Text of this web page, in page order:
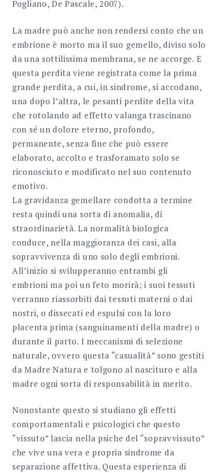
Pogliano, De Pascale, 2007).
La madre può anche non rendersi conto che un
embrione è morto ma il suo gemello, diviso solo
da una sottilissima membrana, se ne accorge. E
questa perdita viene registrata come la prima
grande perdita, a cui, in sindrome, si accodano,
una dopo l’altra, le pesanti perdite della vita
che rotolando ad effetto valanga trascinano
con sé un dolore eterno, profondo,
permanente, senza fine che può essere
elaborato, accolto e trasforamato solo se
riconosciuto e modificato nel suo contenuto
emotivo.
La gravidanza gemellare condotta a termine
resta quindi una sorta di anomalia, di
straordinarietà. La normalità biologica
conduce, nella maggioranza dei casi, alla
sopravvivenza di uno solo degli embrioni.
All’inizio si svilupperanno entrambi gli
embrioni ma poi un feto morirà; i suoi tessuti
verranno riassorbiti dai tessuti materni o dai
nostri, o dissecati ed espulsi con la loro
placenta prima (sanguinamenti della madre) o
durante il parto. I meccanismi di selezione
naturale, ovvero questa “casualità” sono gestiti
da Madre Natura e tolgono al nascituro e alla
madre ogni sorta di responsabilità in merito.
Nonostante questo si studiano gli effetti
comportamentali e psicologici che questo
“vissuto” lascia nella psiche del “sopravvissuto”
che vive una vera e propria sindrome da
separazione affettiva. Questa esperienza di